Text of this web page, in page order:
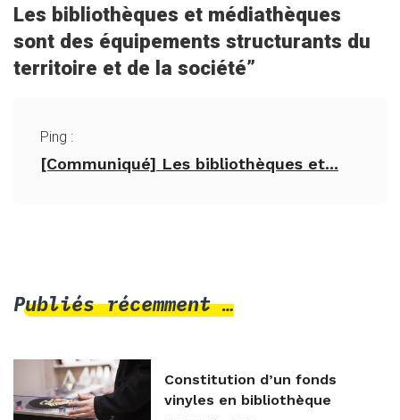
Les bibliothèques et médiathèques
sont des équipements structurants du
territoire et de la société”
Ping :
[Communiqué] Les bibliothèques et...
Publiés récemment …
Constitution d’un fonds
vinyles en bibliothèque